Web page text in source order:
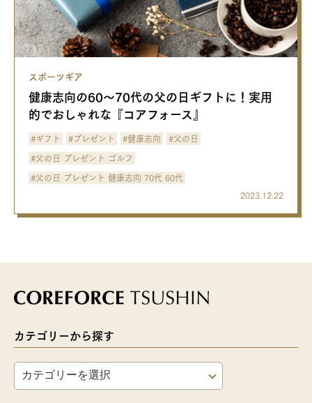
スポーツギア
健康志向の60〜70代の父の日ギフトに！実用
的でおしゃれな『コアフォース』
#ギフト #プレゼント #健康志向
#父の日
#父の日 プレゼント ゴルフ
#父の日 プレゼント 健康志向 70代 60代
2023.12.22
カテゴリーから探す